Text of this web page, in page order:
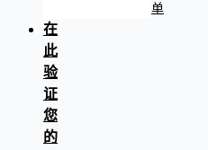
单
在
此
验
证
您
的